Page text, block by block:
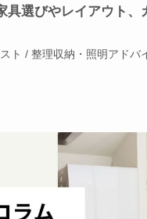
具選びやレイアウト、
ト / 整理収納・照明アドバ